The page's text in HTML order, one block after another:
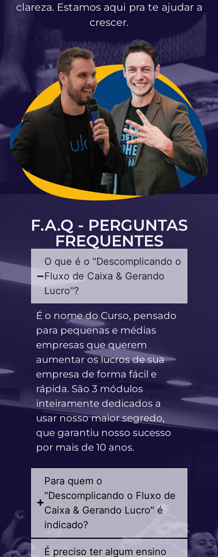
clareza. Estamos aqui pra te ajudar a
crescer.
F.A.Q - PERGUNTAS
FREQUENTES
O que é o "Descomplicando o
Fluxo de Caixa & Gerando
Lucro"?
É o nome do Curso, pensado
para pequenas e médias
empresas que querem
aumentar os lucros de sua
empresa de forma fácil e
rápida. São 3 módulos
inteiramente dedicados a
usar nosso maior segredo,
que garantiu nosso sucesso
por mais de 10 anos.
Para quem o
"Descomplicando o Fluxo de
Caixa & Gerando Lucro" é
indicado?
É preciso ter algum ensino